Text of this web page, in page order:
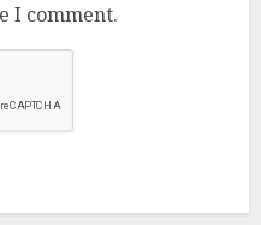
I comment.